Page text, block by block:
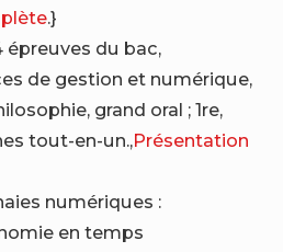
.}
épreuves du bac,
de gestion et numérique,
grand oral ; 1re,
tout-en-un.,Présentation
numériques :
en temps